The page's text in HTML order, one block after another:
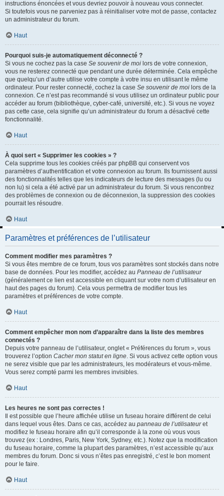
instructions énoncées et vous devriez pouvoir à nouveau vous connecter.
Si toutefois vous ne parveniez pas à réinitialiser votre mot de passe, contactez
un administrateur du forum.
Haut
Pourquoi suis-je automatiquement déconnecté ?
Si vous ne cochez pas la case Se souvenir de moi lors de votre connexion,
vous ne resterez connecté que pendant une durée déterminée. Cela empêche
que quelqu’un d’autre utilise votre compte à votre insu en utilisant le même
ordinateur. Pour rester connecté, cochez la case Se souvenir de moi lors de la
connexion. Ce n’est pas recommandé si vous utilisez un ordinateur public pour
accéder au forum (bibliothèque, cyber-café, université, etc.). Si vous ne voyez
pas cette case, cela signifie qu’un administrateur du forum a désactivé cette
fonctionnalité.
Haut
À quoi sert « Supprimer les cookies » ?
Cela supprime tous les cookies créés par phpBB qui conservent vos
paramètres d’authentification et votre connexion au forum. Ils fournissent aussi
des fonctionnalités telles que les indicateurs de lecture des messages (lu ou
non lu) si cela a été activé par un administrateur du forum. Si vous rencontrez
des problèmes de connexion ou de déconnexion, la suppression des cookies
pourrait les résoudre.
Haut
Paramètres et préférences de l’utilisateur
Comment modifier mes paramètres ?
Si vous êtes membre de ce forum, tous vos paramètres sont stockés dans notre
base de données. Pour les modifier, accédez au Panneau de l’utilisateur
(généralement ce lien est accessible en cliquant sur votre nom d’utilisateur en
haut des pages du forum). Cela vous permettra de modifier tous les
paramètres et préférences de votre compte.
Haut
Comment empêcher mon nom d’apparaître dans la liste des membres
connectés ?
Depuis votre panneau de l’utilisateur, onglet « Préférences du forum », vous
trouverez l’option Cacher mon statut en ligne. Si vous activez cette option vous
ne serez visible que par les administrateurs, les modérateurs et vous-même.
Vous serez compté parmi les membres invisibles.
Haut
Les heures ne sont pas correctes !
Il est possible que l’heure affichée utilise un fuseau horaire différent de celui
dans lequel vous êtes. Dans ce cas, accédez au panneau de l’utilisateuret
modifiez le fuseau horaire afin qu’il corresponde à la zone où vous vous
trouvez (ex : Londres, Paris, New York, Sydney, etc.). Notez que la modification
du fuseau horaire, comme la plupart des paramètres, n’est accessible qu’aux
membres du forum. Donc si vous n’êtes pas enregistré, c’est le bon moment
pour le faire.
Haut